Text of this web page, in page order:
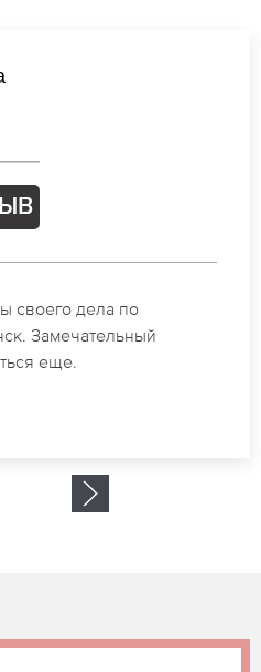
маникюр на день
За 1.5 часа все было